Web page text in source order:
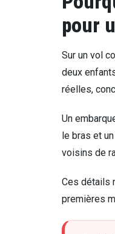
pour
Sur un vol
deux
réelles,
Un
le bras et
voisins de
Ces détails
premières